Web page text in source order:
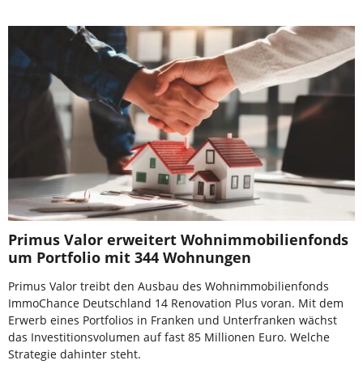
Primus Valor erweitert Wohnimmobilienfonds
um Portfolio mit 344 Wohnungen
Primus Valor treibt den Ausbau des Wohnimmobilienfonds
ImmoChance Deutschland 14 Renovation Plus voran. Mit dem
Erwerb eines Portfolios in Franken und Unterfranken wächst
das Investitionsvolumen auf fast 85 Millionen Euro. Welche
Strategie dahinter steht.